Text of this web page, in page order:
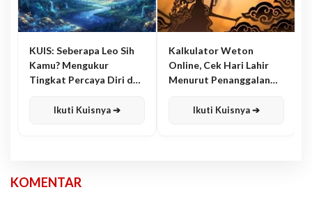
KUIS: Seberapa Leo Sih
Kamu? Mengukur
Tingkat Percaya Diri dan
Ikuti Kuisnya ➔
Kalkulator Weton
Online, Cek Hari Lahir
Menurut Penanggalan
Ikuti Kuisnya ➔
KOMENTAR